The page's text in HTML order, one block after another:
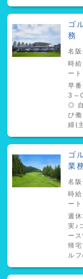
ゴ
務
名
時
ート
早
3～
◎ 自
び
婦(
ゴ
業
名
時
ート
週
実♪
ー
帰
ル